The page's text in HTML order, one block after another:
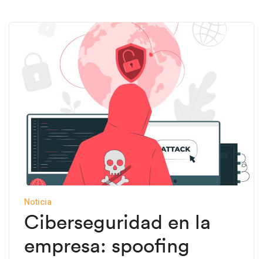
Noticia
Ciberseguridad en la
empresa: spoofing